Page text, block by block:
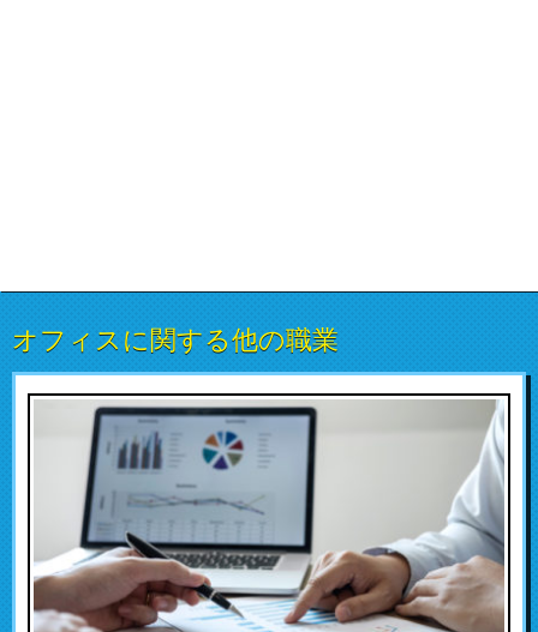
オフィスに関する他の職業